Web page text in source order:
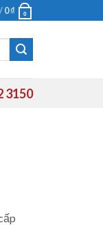
0₫ 0
3150